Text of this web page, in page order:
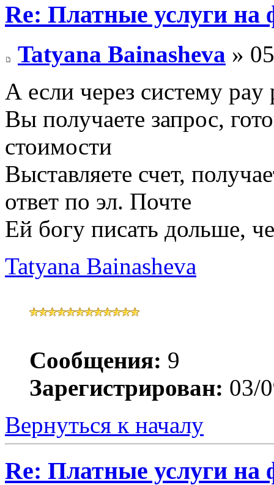
Re: Платные услуги на
Tatyana Bainasheva »
А если через систему pay
Вы получаете запрос,
стоимости
Выставляете счет,
ответ по эл. Почте
Ей богу писать дольше,
Tatyana Bainasheva
Сообщения: 9
Зарегистрирован: 03/
Вернуться к началу
Re: Платные услуги на